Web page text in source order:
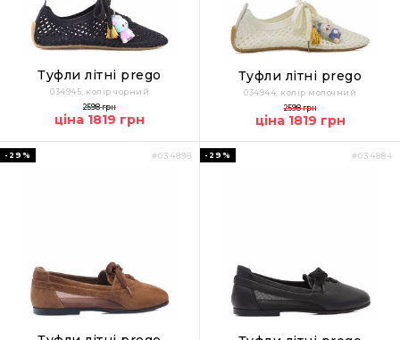
Туфли літні prego
034945, колір чорний
2598 грн
ціна 1819 грн
Туфли літні prego
034944, колір молочний
2598 грн
ціна 1819 грн
#034898
-29% #034884
-29%